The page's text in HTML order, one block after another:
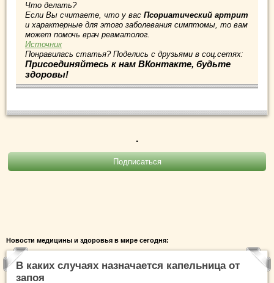
Что делать?
Если Вы считаете, что у вас Псориатический артрит
и характерные для этого заболевания симптомы, то вам
может помочь врач ревматолог.
Источник
Понравилась статья? Поделись с друзьями в соц.сетях:
Присоединяйтесь к нам ВКонтакте, будьте
здоровы!
.
Новости медицины и здоровья в мире сегодня:
В каких случаях назначается капельница от
запоя